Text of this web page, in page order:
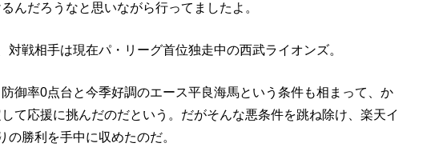
んだろうなと思いながら行ってましたよ。
対戦相手は現在パ・リーグ首位独走中の西武ライオンズ。
御率0点台と今季好調のエース平良海馬という条件も相まって、か
て応援に挑んだのだという。だがそんな悪条件を跳ね除け、楽天イ
の勝利を手中に収めたのだ。